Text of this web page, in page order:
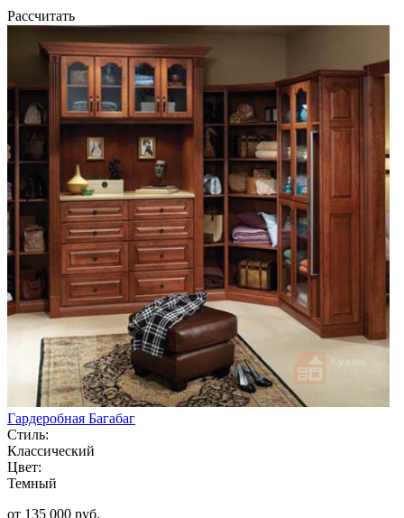
Рассчитать
Гардеробная Багабаг
Стиль:
Классический
Цвет:
Темный
от 135 000 руб.